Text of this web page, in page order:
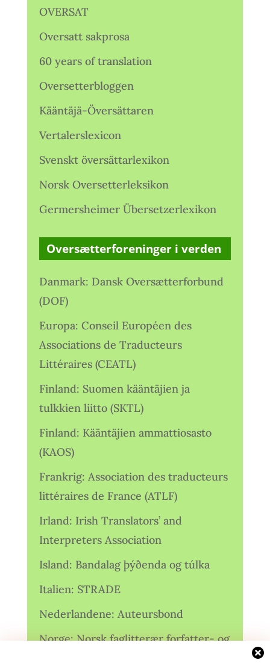
OVERSAT
Oversatt sakprosa
60 years of translation
Oversetterbloggen
Kääntäjä-Översättaren
Vertalerslexicon
Svenskt översättarlexikon
Norsk Oversetterleksikon
Germersheimer Übersetzerlexikon
Oversætterforeninger i verden
Danmark: Dansk Oversætterforbund
(DOF)
Europa: Conseil Européen des
Associations de Traducteurs
Littéraires (CEATL)
Finland: Suomen kääntäjien ja
tulkkien liitto (SKTL)
Finland: Kääntäjien ammattiosasto
(KAOS)
Frankrig: Association des traducteurs
littéraires de France (ATLF)
Irland: Irish Translators’ and
Interpreters Association
Island: Bandalag þýðenda og túlka
Italien: STRADE
Nederlandene: Auteursbond
Norge: Norsk faglitterær forfatter- og